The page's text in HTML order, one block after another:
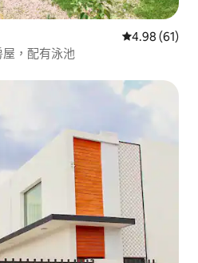
從 61 則評價
4.98 (61)
，配有泳池